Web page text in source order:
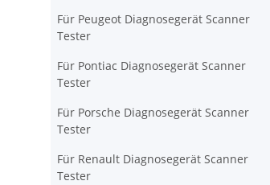
Für Peugeot Diagnosegerät Scanner
Tester
Für Pontiac Diagnosegerät Scanner
Tester
Für Porsche Diagnosegerät Scanner
Tester
Für Renault Diagnosegerät Scanner
Tester